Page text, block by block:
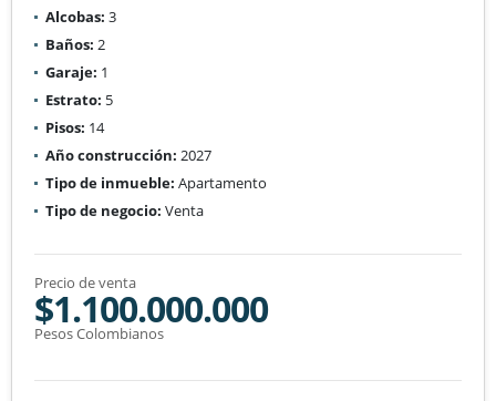
Alcobas: 3
Baños: 2
Garaje: 1
Estrato: 5
Pisos: 14
Año construcción: 2027
Tipo de inmueble: Apartamento
Tipo de negocio: Venta
Precio de venta
$1.100.000.000
Pesos Colombianos